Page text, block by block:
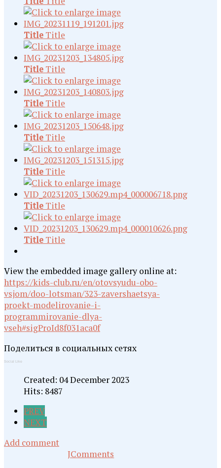
Title Title
Title Title
Title Title
Title Title
Title Title
Title Title
Title Title
View the embedded image gallery online at:
https://kids-club.ru/en/otovsyudu-obo-
vsjom/doo-lotsman/323-zavershaetsya-
proekt-modelirovanie-i-
programmirovanie-dlya-
vseh#sigProId8f031aca0f
Поделиться в социальных сетях
Social Like
Created: 04 December 2023
Hits: 8487
PREV
NEXT
Add comment
JComments